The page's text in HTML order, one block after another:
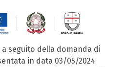
a seguito della domanda di
in data 03/05/2024